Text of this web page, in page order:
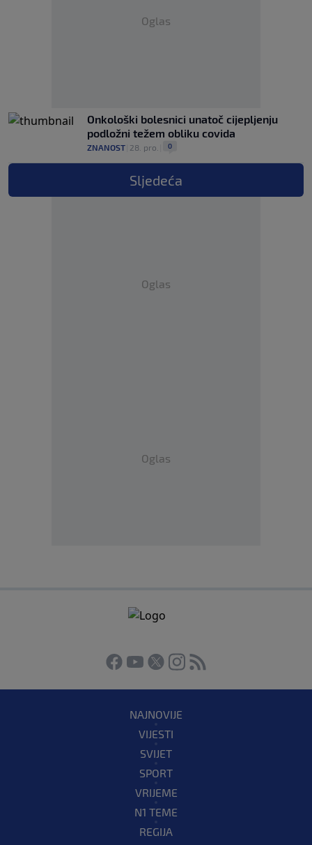
Oglas
Onkološki bolesnici unatoč cijepljenju
podložni težem obliku covida
ZNANOST 28. pro. 0
Sljedeća
Oglas
Oglas
NAJNOVIJE
VIJESTI
SVIJET
SPORT
VRIJEME
N1 TEME
REGIJA